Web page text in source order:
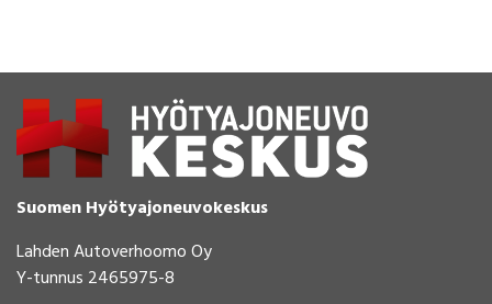
Suomen Hyötyajoneuvokeskus
Lahden Autoverhoomo Oy
Y-tunnus 2465975-8